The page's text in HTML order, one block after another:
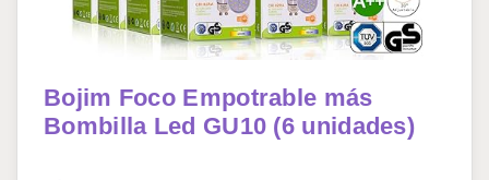
Bojim Foco Empotrable más
Bombilla Led GU10 (6 unidades)